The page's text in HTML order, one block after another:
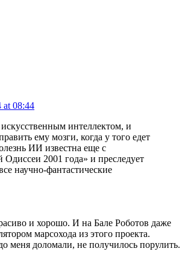
at 08:44
интеллектом, и
ему мозги, когда у того едет
ИИ известна еще с
Одиссеи 2001 года» и преследует
научно-фантастические
и хорошо. И на Бале Роботов даже
марсохода из этого проекта.
меня доломали, не получилось порулить.